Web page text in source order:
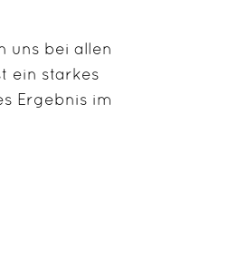
uns bei allen
ein starkes
Ergebnis im